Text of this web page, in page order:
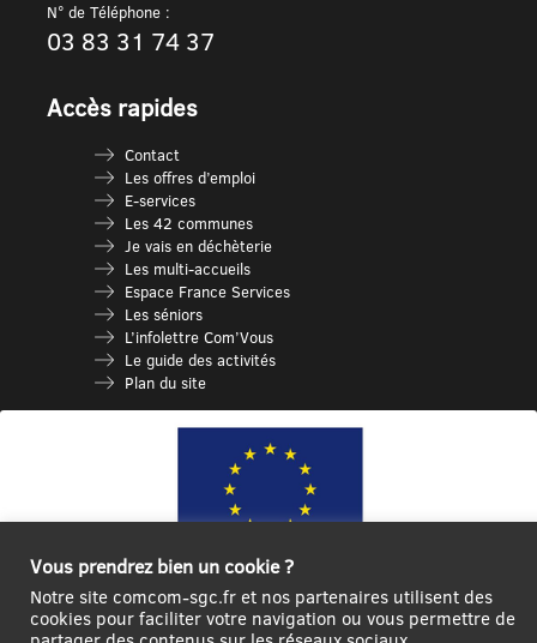
N° de Téléphone :
03 83 31 74 37
Accès rapides
Contact
Les offres d’emploi
E-services
Les 42 communes
Je vais en déchèterie
Les multi-accueils
Espace France Services
Les séniors
L’infolettre Com’Vous
Le guide des activités
Plan du site
Ce site internet a été cofinancé par l’Union européenne avec le Fonds
Vous prendrez bien un cookie ?
Notre site comcom-sgc.fr et nos partenaires utilisent des
cookies pour faciliter votre navigation ou vous permettre de